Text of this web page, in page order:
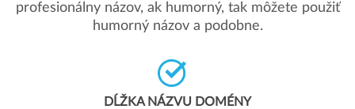
profesionálny názov, ak humorný, tak môžete použiť
humorný názov a podobne.
DĹŽKA NÁZVU DOMÉNY